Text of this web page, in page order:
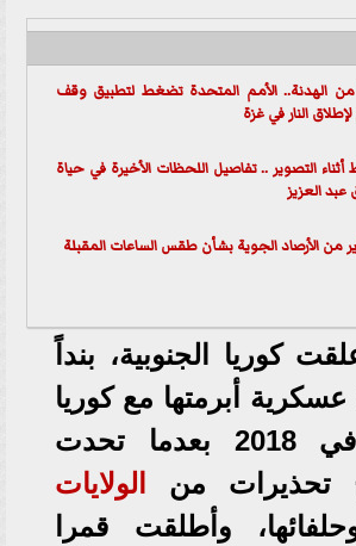
من الهدنة.. الأمم المتحدة تضغط لتطبيق وقف
النار في غزة
التصوير .. تفاصيل اللحظات الأخيرة في حياة
عبد العزيز
من الأرصاد الجوية بشأن طقس الساعات المقبلة
كوريا الجنوبية، بنداً
عسكرية أبرمتها مع كوريا
الشمالية في 2018 بعدما تحدت
تحذيرات من
الولايات
وأطلقت قمرا